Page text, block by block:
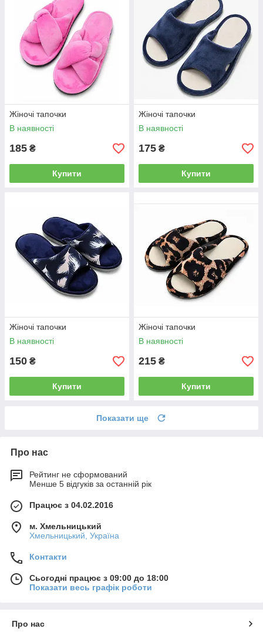
Жіночі тапочки
В наявності
185 ₴
Купити
Жіночі тапочки
В наявності
175 ₴
Купити
Жіночі тапочки
В наявності
150 ₴
Купити
Жіночі тапочки
В наявності
215 ₴
Купити
Показати ще
Про нас
Рейтинг не сформований
Менше 5 відгуків за останній рік
Працює з 04.02.2016
м. Хмельницький
Хмельницький, Україна
Контакти
Сьогодні працює з 09:00 до 18:00
Показати весь графік роботи
Про нас